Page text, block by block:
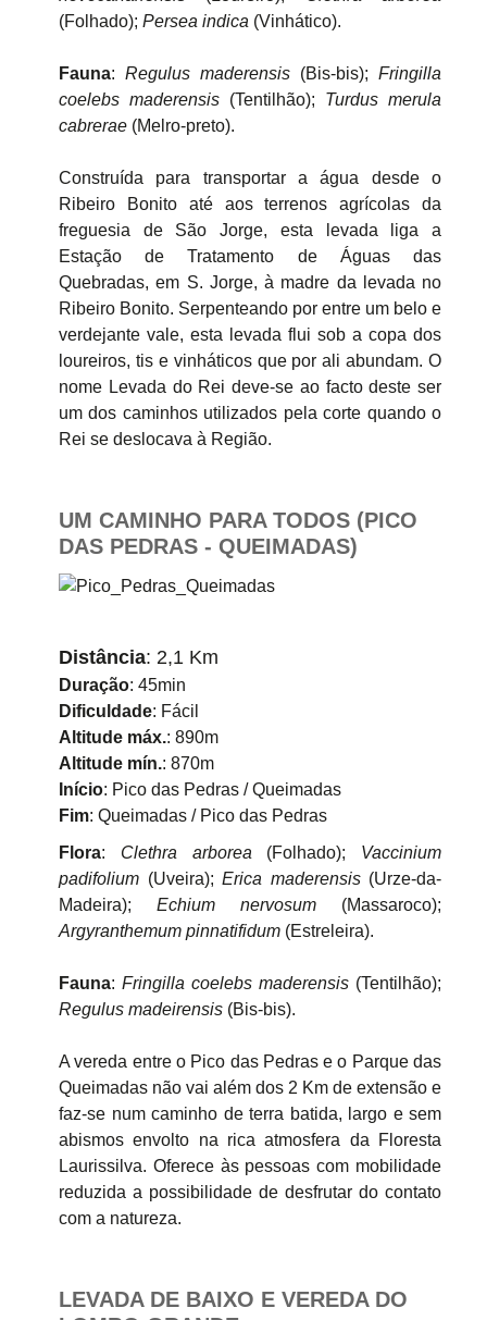
(Folhado); Persea indica (Vinhático).
Fauna: Regulus maderensis (Bis-bis); Fringilla
coelebs maderensis (Tentilhão); Turdus merula
cabrerae (Melro-preto).
Construída para transportar a água desde o
Ribeiro Bonito até aos terrenos agrícolas da
freguesia de São Jorge, esta levada liga a
Estação de Tratamento de Águas das
Quebradas, em S. Jorge, à madre da levada no
Ribeiro Bonito. Serpenteando por entre um belo e
verdejante vale, esta levada flui sob a copa dos
loureiros, tis e vinháticos que por ali abundam. O
nome Levada do Rei deve-se ao facto deste ser
um dos caminhos utilizados pela corte quando o
Rei se deslocava à Região.
UM CAMINHO PARA TODOS (PICO
DAS PEDRAS - QUEIMADAS)
Distância: 2,1 Km
Duração: 45min
Dificuldade: Fácil
Altitude máx.: 890m
Altitude mín.: 870m
Início: Pico das Pedras / Queimadas
Fim: Queimadas / Pico das Pedras
Flora: Clethra arborea (Folhado); Vaccinium
padifolium (Uveira); Erica maderensis(Urze-da-
Madeira); Echium nervosum (Massaroco);
Argyranthemum pinnatifidum (Estreleira).
Fauna: Fringilla coelebs maderensis (Tentilhão);
Regulus madeirensis (Bis-bis).
A vereda entre o Pico das Pedras e o Parque das
Queimadas não vai além dos 2 Km de extensão e
faz-se num caminho de terra batida, largo e sem
abismos envolto na rica atmosfera da Floresta
Laurissilva. Oferece às pessoas com mobilidade
reduzida a possibilidade de desfrutar do contato
com a natureza.
LEVADA DE BAIXO E VEREDA DO